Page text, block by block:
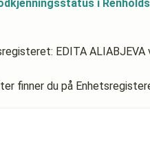
i
EDITA ALIABJEVA
finner du på